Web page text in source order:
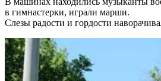
в гимнастерки, играли марши.
Слезы радости и гордости